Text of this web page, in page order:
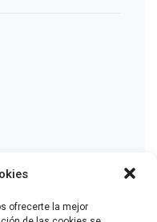
ofrecerte la mejor